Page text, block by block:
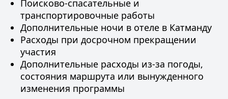
Поисково-спасательные и
транспортировочные работы
Дополнительные ночи в отеле в Катманду
Расходы при досрочном прекращении
участия
Дополнительные расходы из-за погоды,
состояния маршрута или вынужденного
изменения программы